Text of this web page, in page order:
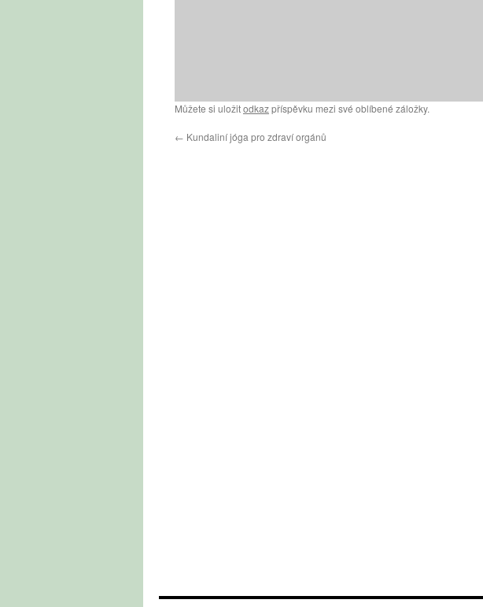
Můžete si uložitodkazpříspěvku mezi své oblíbené záložky.
← Kundaliní jóga pro zdraví orgánů